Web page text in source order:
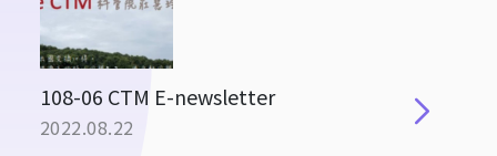
108-06 CTM E-newsletter
2022.08.22